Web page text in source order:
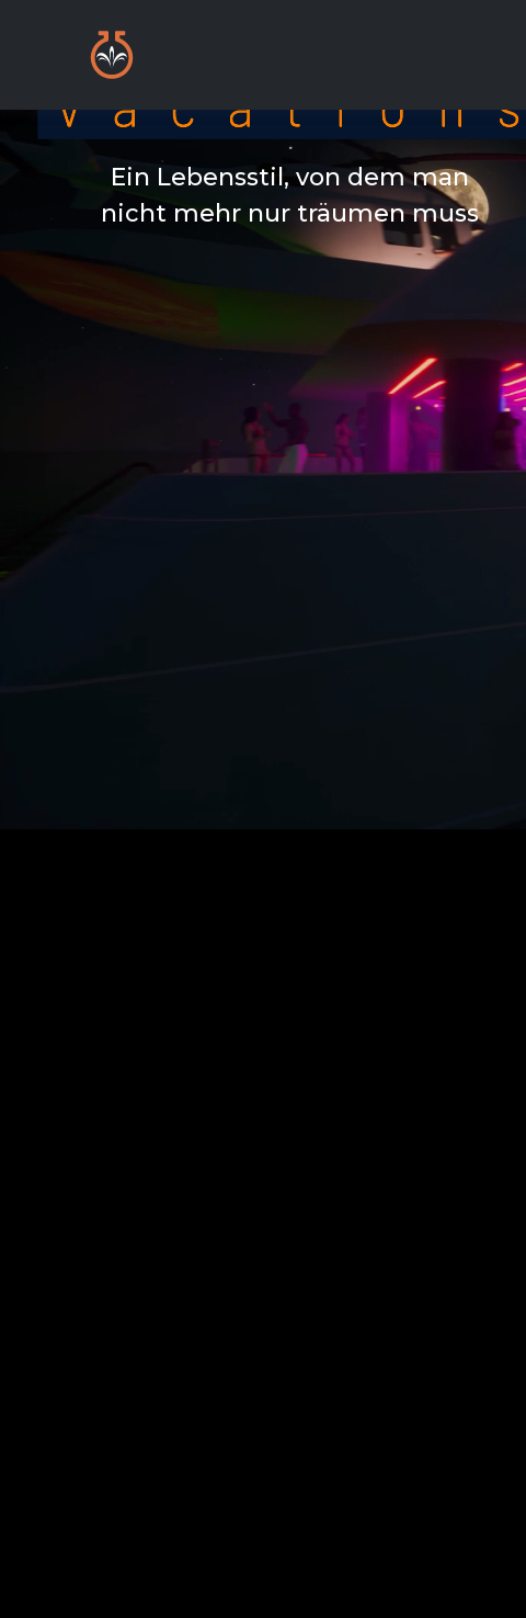
Ein Lebensstil, von dem man
nicht mehr nur träumen muss